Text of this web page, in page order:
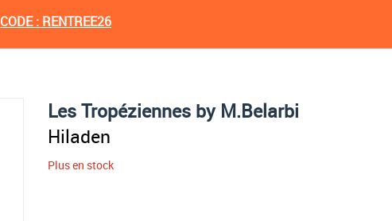
CODE : RENTREE26
Les Tropéziennes by M.Belarbi
Hiladen
Plus en stock